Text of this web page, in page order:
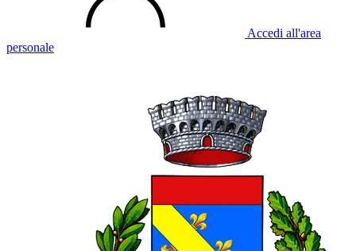
Accedi all'area
personale